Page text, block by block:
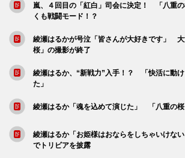
嵐、４回目の「紅白」司会に決定！ 「八重
くも戦闘モード！？
綾瀬はるかが号泣「皆さんが大好きです」
桜」の撮影が終了
綾瀬はるか、“新戦力”入手！？ 「快活に動
た」
綾瀬はるか「魂を込めて演じた」 「八重の桜
綾瀬はるか「お姫様はおならをしちゃいけ
でトリビアを披露